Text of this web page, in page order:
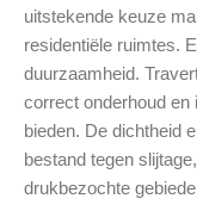
uitstekende keuze
residentiële ruimtes.
duurzaamheid.
correct onderhoud en
bieden. De dichtheid
bestand tegen
drukbezochte